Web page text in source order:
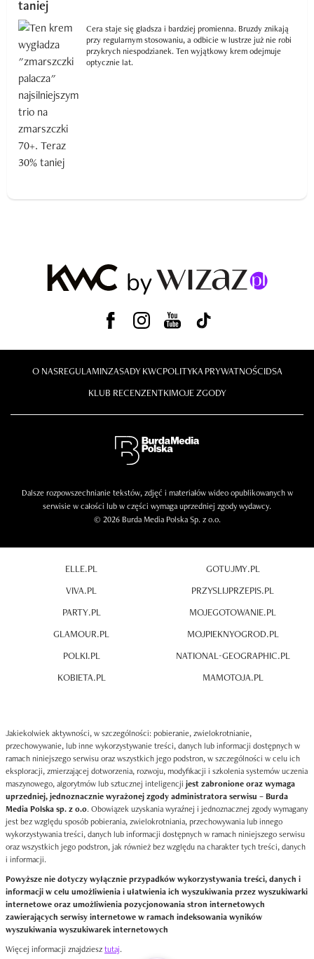
taniej
Cera staje się gładsza i bardziej promienna. Bruzdy znikają
przy regularnym stosowaniu, a odbicie w lustrze już nie robi
przykrych niespodzianek. Ten wyjątkowy krem odejmuje
optycznie lat.
O NASREGULAMINZASADY KWCPOLITYKA PRYWATNOŚCIDSA
KLUB RECENZENTKIMOJE ZGODY
Dalsze rozpowszechnianie tekstów, zdjęć i materiałów wideo opublikowanych w
serwisie w całości lub w części wymaga uprzedniej zgody wydawcy.
© 2026 Burda Media Polska Sp. z o.o.
ELLE.PL
VIVA.PL
PARTY.PL
GLAMOUR.PL
POLKI.PL
KOBIETA.PL
GOTUJMY.PL
PRZYSLIJPRZEPIS.PL
MOJEGOTOWANIE.PL
MOJPIEKNYOGROD.PL
NATIONAL-GEOGRAPHIC.PL
MAMOTOJA.PL
Jakiekolwiek aktywności, w szczególności: pobieranie, zwielokrotnianie,
przechowywanie, lub inne wykorzystywanie treści, danych lub informacji dostępnych w
ramach niniejszego serwisu oraz wszystkich jego podstron, w szczególności w celu ich
eksploracji, zmierzającej dotworzenia, rozwoju, modyfikacji i szkolenia systemów uczenia
maszynowego, algorytmów lub sztucznej inteligencji jest zabronione oraz wymaga
uprzedniej, jednoznacznie wyrażonej zgody administratora serwisu – Burda
Media Polska sp. z o.o. Obowiązek uzyskania wyraźnej i jednoznacznej zgody wymagany
jest bez względu sposób pobierania, zwielokrotniania, przechowywania lub innego
wykorzystywania treści, danych lub informacji dostępnych w ramach niniejszego serwisu
oraz wszystkich jego podstron, jak również bez względu na charakter tych treści, danych
i informacji.
Powyższe nie dotyczy wyłącznie przypadków wykorzystywania treści, danych i
informacji w celu umożliwienia i ułatwienia ich wyszukiwania przez wyszukiwarki
internetowe oraz umożliwienia pozycjonowania stron internetowych
zawierających serwisy internetowe w ramach indeksowania wyników
wyszukiwania wyszukiwarek internetowych
Więcej informacji znajdziesztutaj.